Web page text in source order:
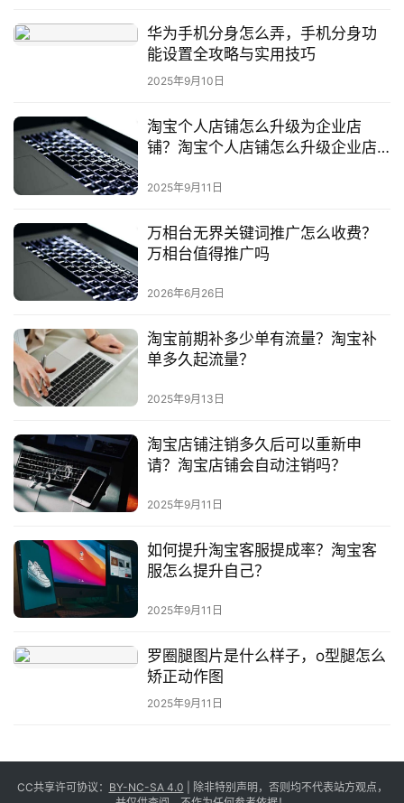
华为手机分身怎么弄，手机分身功
能设置全攻略与实用技巧
2025年9月10日
淘宝个人店铺怎么升级为企业店
铺？淘宝个人店铺怎么升级企业店
2025年9月11日
万相台无界关键词推广怎么收费？
万相台值得推广吗
2026年6月26日
淘宝前期补多少单有流量？淘宝补
单多久起流量？
2025年9月13日
淘宝店铺注销多久后可以重新申
请？淘宝店铺会自动注销吗？
2025年9月11日
如何提升淘宝客服提成率？淘宝客
服怎么提升自己？
2025年9月11日
罗圈腿图片是什么样子，o型腿怎么
矫正动作图
2025年9月11日
CC共享许可协议： BY-NC-SA 4.0 | 除非特别声明，否则均不代表站方观点，